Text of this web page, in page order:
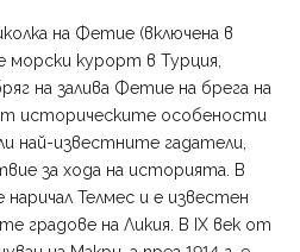
на Фетие (включена в
морски курорт в Турция,
на залива Фетие на брега на
историческите особености
най-известните гадатели,
за хода на историята. В
Телмес и е известен
градове на Ликия. В IX век от